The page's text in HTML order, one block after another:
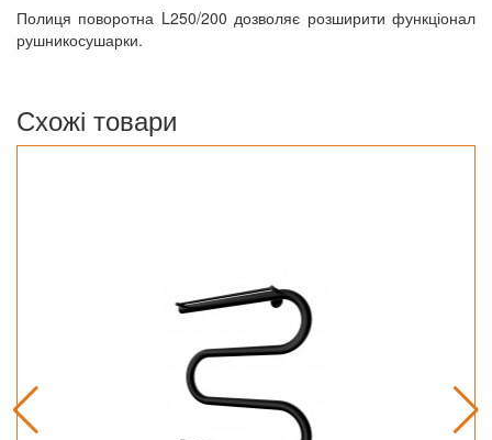
Полиця поворотна L250/200 дозволяє розширити функціонал
рушникосушарки.
Схожі товари